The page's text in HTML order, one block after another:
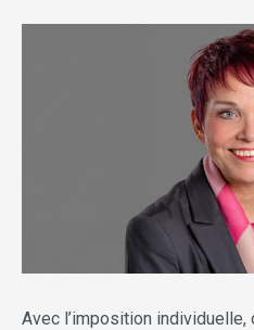
Avec l’imposition individuelle,